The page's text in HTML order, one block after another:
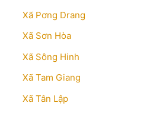
Xã Pơng Drang
Xã Sơn Hòa
Xã Sông Hinh
Xã Tam Giang
Xã Tân Lập